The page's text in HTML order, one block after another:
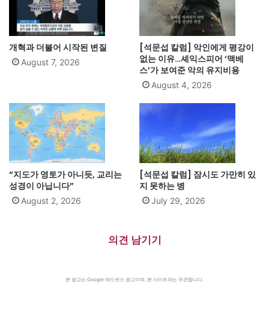
개혁과 더불어 시작된 변질
August 7, 2026
[석문섭 칼럼] 악인에게 평강이
없는 이유…셰익스피어 ‘맥베
스’가 보여준 악의 유지비용
August 4, 2026
“지도가 영토가 아니듯, 교리는
성경이 아닙니다”
August 2, 2026
[석문섭 칼럼] 잠시도 가만히 있
지 못하는 병
July 29, 2026
의견 남기기
본 광고는 Google 애드센스 광고이며, 본 사이트와는 무관합니다.